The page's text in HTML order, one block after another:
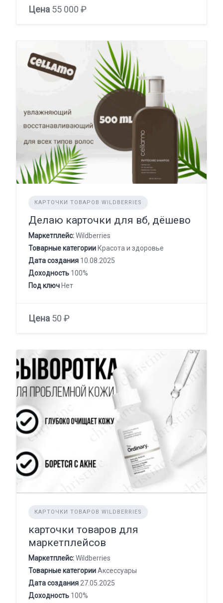
Цена 55 000 ₽
КАРТОЧКИ ТОВАРОВ WILDBERRIES
Делаю карточки для вб, дёшево
Маркетплейс:Wildberries
Товарные категории Красота и здоровье
Дата создания 10.08.2025
Доходность 100%
Под ключ Нет
Цена 50 ₽
КАРТОЧКИ ТОВАРОВ WILDBERRIES
карточки товаров для
маркетплейсов
Маркетплейс:Wildberries
Товарные категорииАксессуары
Дата создания 27.05.2025
Доходность 100%